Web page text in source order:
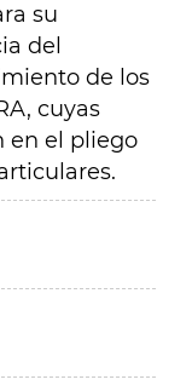
su
del
de los
cuyas
en el pliego